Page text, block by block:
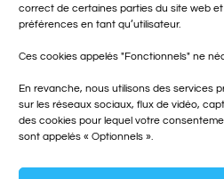
correct de certaines parties du site web
préférences en tant qu’utilisateur.
Ces cookies appelés "Fonctionnels" ne
En revanche, nous utilisons des services
sur les réseaux sociaux, flux de vidéo,
des cookies pour lequel votre
sont appelés « Optionnels ».